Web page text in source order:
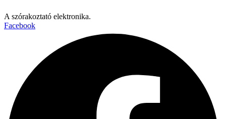
A szórakoztató elektronika.
Facebook